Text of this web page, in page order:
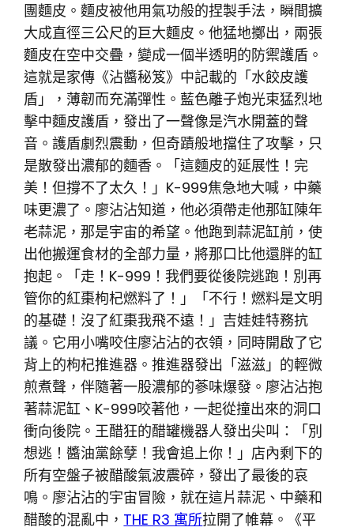
團麵皮。麵皮被他用氣功般的捏製手法，瞬間擴
大成直徑三公尺的巨大麵皮。他猛地擲出，兩張
麵皮在空中交疊，變成一個半透明的防禦護盾。
這就是家傳《沾醬秘笈》中記載的「水餃皮護
盾」，薄韌而充滿彈性。藍色離子炮光束猛烈地
擊中麵皮護盾，發出了一聲像是汽水開蓋的聲
音。護盾劇烈震動，但奇蹟般地擋住了攻擊，只
是散發出濃郁的麵香。「這麵皮的延展性！完
美！但撐不了太久！」K-999焦急地大喊，中藥
味更濃了。廖沾沾知道，他必須帶走他那缸陳年
老蒜泥，那是宇宙的希望。他跑到蒜泥缸前，使
出他搬運食材的全部力量，將那口比他還胖的缸
抱起。「走！K-999！我們要從後院逃跑！別再
管你的紅棗枸杞燃料了！」「不行！燃料是文明
的基礎！沒了紅棗我飛不遠！」吉娃娃特務抗
議。它用小嘴咬住廖沾沾的衣領，同時開啟了它
背上的枸杞推進器。推進器發出「滋滋」的輕微
煎煮聲，伴隨著一股濃郁的蔘味爆發。廖沾沾抱
著蒜泥缸、K-999咬著他，一起從撞出來的洞口
衝向後院。王醋狂的醋罐機器人發出尖叫：「別
想逃！醬油黨餘孽！我會追上你！」店內剩下的
所有空盤子被醋酸氣波震碎，發出了最後的哀
鳴。廖沾沾的宇宙冒險，就在這片蒜泥、中藥和
醋酸的混亂中， THE R3 寓所拉開了帷幕。《平